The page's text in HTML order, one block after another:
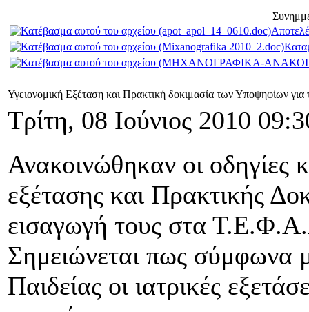
Υγειονομική Εξέταση και Πρακτική δοκιμασία των Υποψηφίων
Τρίτη, 08 Ιούνιος 2010
Ανακοινώθηκαν οι οδηγίες
εξέτασης και Πρακτικής
εισαγωγή τους στα
Σημειώνεται πως σύμφωνα
Παιδείας οι ιατρικές